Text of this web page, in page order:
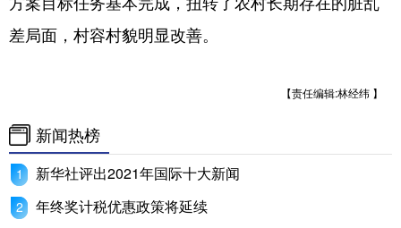
差局面，村容村貌明显改善。
【责任编辑:林经纬 】
新闻热榜
新华社评出2021年国际十大新闻
年终奖计税优惠政策将延续